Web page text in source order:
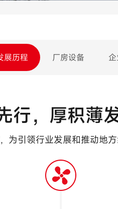
展历程 厂房设备
行，厚积薄
为引领行业发展和推动地方